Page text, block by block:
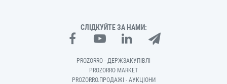
СЛІДКУЙТЕ ЗА НАМИ:
PROZORRO - ДЕРЖЗАКУПІВЛІ
PROZORRO MARKET
PROZORRO.ПРОДАЖІ - АУКЦІОНИ